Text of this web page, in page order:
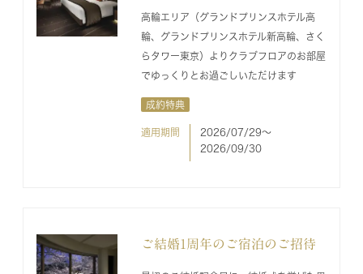
高輪エリア（グランドプリンスホテル高
輪、グランドプリンスホテル新高輪、さく
らタワー東京）よりクラブフロアのお部屋
でゆっくりとお過ごしいただけます
成約特典
適用期間
2026/07/29〜
2026/09/30
ご結婚1周年のご宿泊のご招待